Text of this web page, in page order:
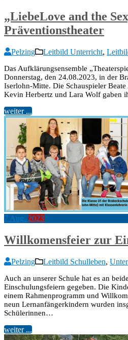
„LiebeLove and the
Präventionstheater
Pelzing Leitbild Unterricht,
Das Aufklärungsensemble
Donnerstag, den 24.08.2023, in der
Iserlohn-Mitte. Die Schauspieler
Kevin Herbertz und Lara Wolf gaben
weiter ...
7 Aug. 2023
Willkomensfeier zur
Pelzing Leitbild Schulleben,
Auch an unserer Schule hat es an
Einschulungsfeiern gegeben. Die
einem Rahmenprogramm und
neun Lernanfängerkindern wurden
Schülerinnen…
weiter ...